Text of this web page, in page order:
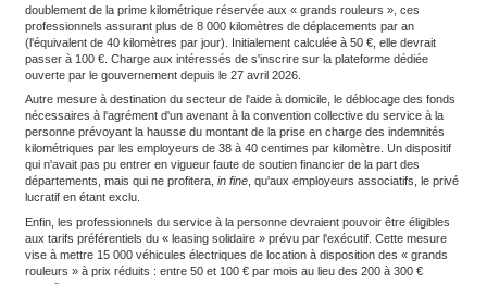
le Premier ministreSébastien Lecornu a annoncé, jeudi 21 mai
nouvelle salve d'aides destinées à compenser l'augmentation du
carburants. Parmi les secteurs concernés, celui de l'aide à
de 500 000 salariés, particulièrement touchés par la flambée
depuis le mois de mars.
« L'état du secteur devient critique,avoue Loïc Gobé, président
des entreprises de services à la personne (Fesp), l'une des
d'employeurs de la branche.Certains auxiliaires de vie nous
être en mesure de se déplacer auprès des publics fragiles à
des prix du carburant. Dans certains endroits, les missions
auprès des personnes concernées ne peuvent plus être
>>> Sur le même sujet :Aide à domicile : pour une